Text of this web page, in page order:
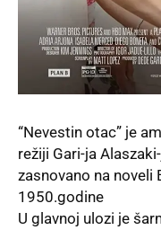
“Nevestin otac” je
režiji Gari-ja
zasnovano na noveli
1950.godine
U glavnoj ulozi je